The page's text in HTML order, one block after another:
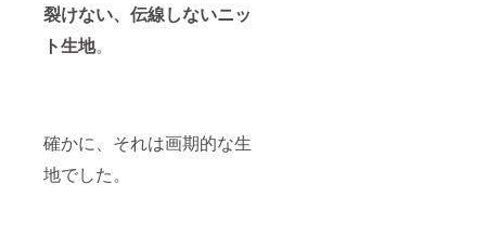
裂けない、伝線しないニッ
ト生地。
確かに、それは画期的な生
地でした。